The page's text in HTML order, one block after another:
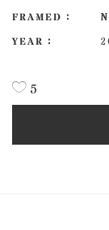
FRAMED :
YEAR :
5